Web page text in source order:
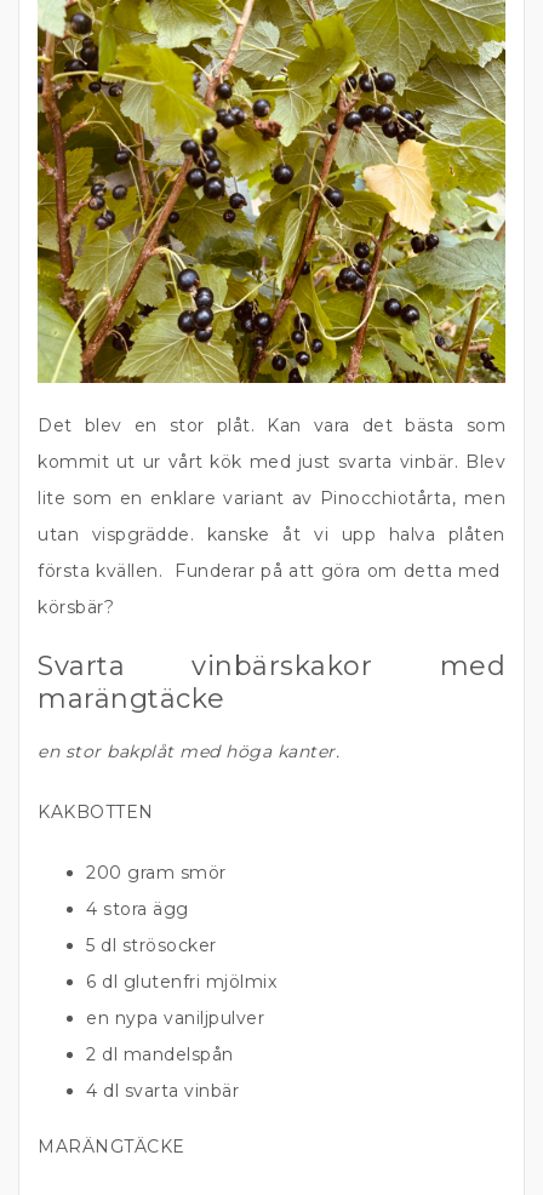
Det blev en stor plåt. Kan vara det bästa som
kommit ut ur vårt kök med just svarta vinbär. Blev
lite som en enklare variant av Pinocchiotårta, men
utan vispgrädde. kanske åt vi upp halva plåten
första kvällen. Funderar på att göra om detta med
körsbär?
Svarta vinbärskakor med
marängtäcke
en stor bakplåt med höga kanter.
KAKBOTTEN
200 gram smör
4 stora ägg
5 dl strösocker
6 dl glutenfri mjölmix
en nypa vaniljpulver
2 dl mandelspån
4 dl svarta vinbär
MARÄNGTÄCKE